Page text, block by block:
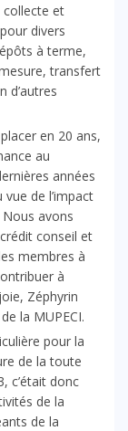
collecte et
divers
à terme,
transfert
d’autres
en 20 ans,
au
années
de l’impact
avons
conseil et
membres à
à
Zéphyrin
la MUPECI.
pour la
de la toute
c’était donc
de la
de la